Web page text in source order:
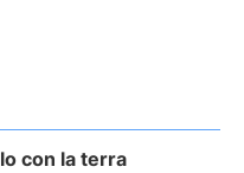
con la terra